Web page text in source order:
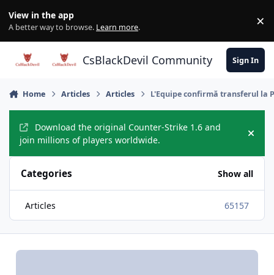
View in the app
A better way to browse. Learn more. ×
CsBlackDevil Community Sign In
Home Articles Articles L'Equipe confirmă transferul la
Download the original Counter-Strike 1.6 and
join millions of players worldwide.
Hide
Categories Show all
Articles 65157